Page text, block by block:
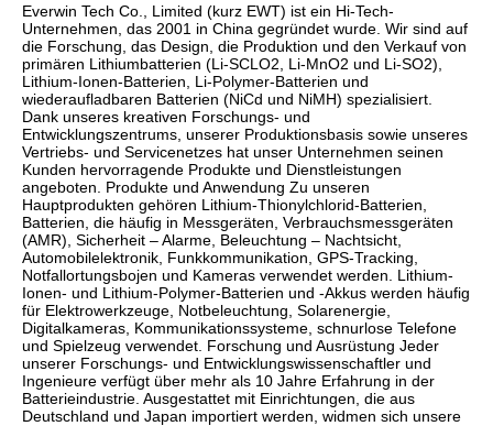
Everwin Tech Co., Limited (kurz EWT) ist ein Hi-Tech-
Unternehmen, das 2001 in China gegründet wurde. Wir sind auf
die Forschung, das Design, die Produktion und den Verkauf von
primären Lithiumbatterien (Li-SCLO2, Li-MnO2 und Li-SO2),
Lithium-Ionen-Batterien, Li-Polymer-Batterien und
wiederaufladbaren Batterien (NiCd und NiMH) spezialisiert.
Dank unseres kreativen Forschungs- und
Entwicklungszentrums, unserer Produktionsbasis sowie unseres
Vertriebs- und Servicenetzes hat unser Unternehmen seinen
Kunden hervorragende Produkte und Dienstleistungen
angeboten. Produkte und Anwendung Zu unseren
Hauptprodukten gehören Lithium-Thionylchlorid-Batterien,
Batterien, die häufig in Messgeräten, Verbrauchsmessgeräten
(AMR), Sicherheit – Alarme, Beleuchtung – Nachtsicht,
Automobilelektronik, Funkkommunikation, GPS-Tracking,
Notfallortungsbojen und Kameras verwendet werden. Lithium-
Ionen- und Lithium-Polymer-Batterien und -Akkus werden häufig
für Elektrowerkzeuge, Notbeleuchtung, Solarenergie,
Digitalkameras, Kommunikationssysteme, schnurlose Telefone
und Spielzeug verwendet. Forschung und Ausrüstung Jeder
unserer Forschungs- und Entwicklungswissenschaftler und
Ingenieure verfügt über mehr als 10 Jahre Erfahrung in der
Batterieindustrie. Ausgestattet mit Einrichtungen, die aus
Deutschland und Japan importiert werden, widmen sich unsere